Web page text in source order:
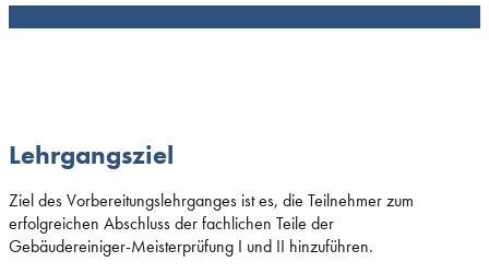
Lehrgangsziel
Ziel des Vorbereitungslehrganges ist es, die Teilnehmer zum
erfolgreichen Abschluss der fachlichen Teile der
Gebäudereiniger-Meisterprüfung I und II hinzuführen.